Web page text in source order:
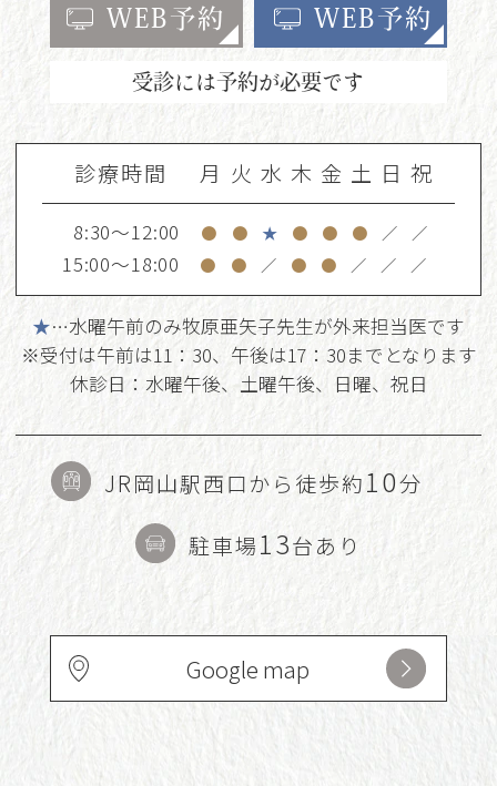
WEB予約 WEB予約
受診には予約が必要です
診療時間 月 火 水 木 金 土 日 祝
8:30～12:00 ● ● ★ ● ● ● ／ ／
15:00～18:00 ● ● ／ ● ● ／ ／ ／
★…水曜午前のみ牧原亜矢子先生が外来担当医です
※受付は午前は11：30、午後は17：30までとなります
休診日：水曜午後、土曜午後、日曜、祝日
JR岡山駅西口から徒歩約10分
駐車場13台あり
Google map